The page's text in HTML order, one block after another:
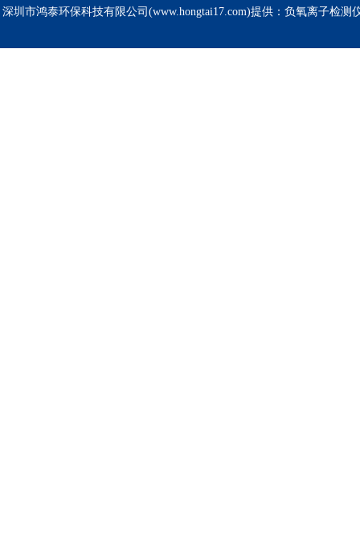
深圳市鸿泰环保科技有限公司(www.hongtai17.com)提供：负氧离子检